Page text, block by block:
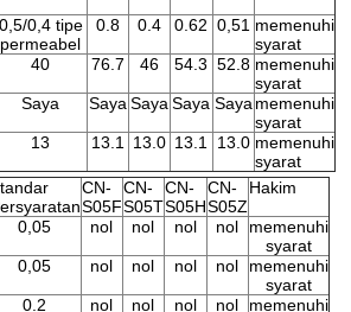
0,5/0,4 tipe
permeabel
0.8 0.4 0.62 0,51 memenuhi
syarat
40 76.7 46 54.3 52.8 memenuhi
syarat
Saya SayaSaya Saya Sayamemenuhi
syarat
13 13.1 13.0 13.1 13.0 memenuhi
syarat
CN-
S05F
CN-
S05T
CN-
S05H
CN-
S05Z
Hakim
0,05 nol nol nol nol
memenuhi
syarat
0,05 nol nol nol nol
memenuhi
syarat
0.2 nol nol nol nol
memenuhi